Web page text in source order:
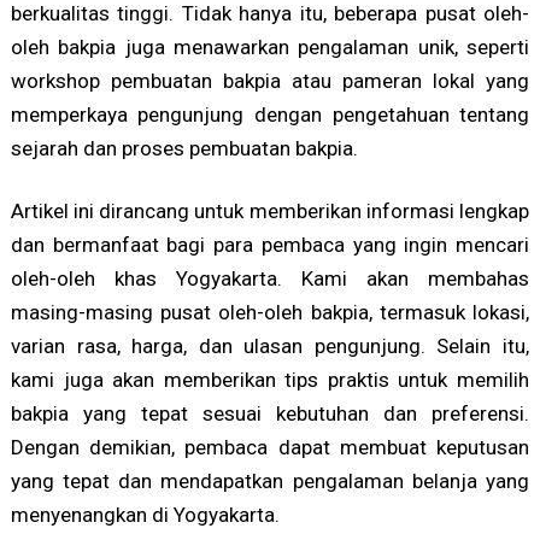
berkualitas tinggi. Tidak hanya itu, beberapa pusat oleh-
oleh bakpia juga menawarkan pengalaman unik, seperti
workshop pembuatan bakpia atau pameran lokal yang
memperkaya pengunjung dengan pengetahuan tentang
sejarah dan proses pembuatan bakpia.
Artikel ini dirancang untuk memberikan informasi lengkap
dan bermanfaat bagi para pembaca yang ingin mencari
oleh-oleh khas Yogyakarta. Kami akan membahas
masing-masing pusat oleh-oleh bakpia, termasuk lokasi,
varian rasa, harga, dan ulasan pengunjung. Selain itu,
kami juga akan memberikan tips praktis untuk memilih
bakpia yang tepat sesuai kebutuhan dan preferensi.
Dengan demikian, pembaca dapat membuat keputusan
yang tepat dan mendapatkan pengalaman belanja yang
menyenangkan di Yogyakarta.